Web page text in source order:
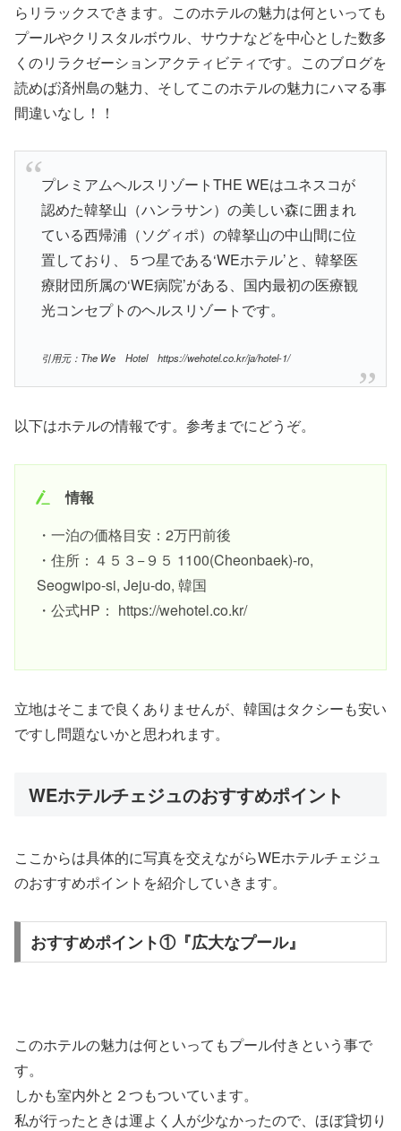
らリラックスできます。このホテルの魅力は何といっても
プールやクリスタルボウル、サウナなどを中心とした数多
くのリラクゼーションアクティビティです。このブログを
読めば済州島の魅力、そしてこのホテルの魅力にハマる事
間違いなし！！
プレミアムヘルスリゾートTHE WEはユネスコが
認めた韓拏山（ハンラサン）の美しい森に囲まれ
ている西帰浦（ソグィポ）の韓拏山の中山間に位
置しており、５つ星である‘WEホテル’と、韓拏医
療財団所属の‘WE病院’がある、国内最初の医療観
光コンセプトのヘルスリゾートです。
引用元：The We Hotel https://wehotel.co.kr/ja/hotel-1/
以下はホテルの情報です。参考までにどうぞ。
情報
・一泊の価格目安：2万円前後
・住所：４５３−９５ 1100(Cheonbaek)-ro,
Seogwipo-si, Jeju-do, 韓国
・公式HP： https://wehotel.co.kr/
立地はそこまで良くありませんが、韓国はタクシーも安い
ですし問題ないかと思われます。
WEホテルチェジュのおすすめポイント
ここからは具体的に写真を交えながらWEホテルチェジュ
のおすすめポイントを紹介していきます。
おすすめポイント①『広大なプール』
このホテルの魅力は何といってもプール付きという事で
す。
しかも室内外と２つもついています。
私が行ったときは運よく人が少なかったので、ほぼ貸切り